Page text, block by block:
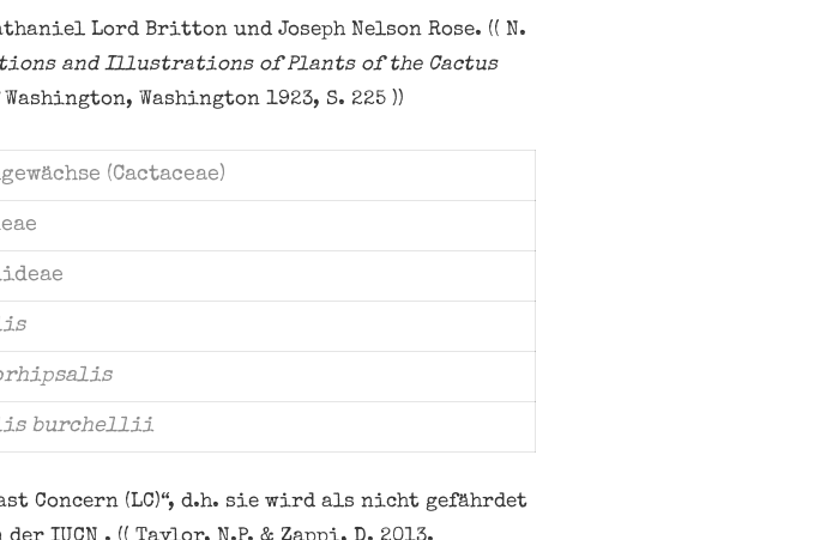
Lord Britton und Joseph Nelson Rose. (( N.
and Illustrations of Plants of the Cactus
Washington 1923, S. 225 ))
(Cactaceae)
burchellii
Concern (LC)“, d.h. sie wird als nicht gefährdet